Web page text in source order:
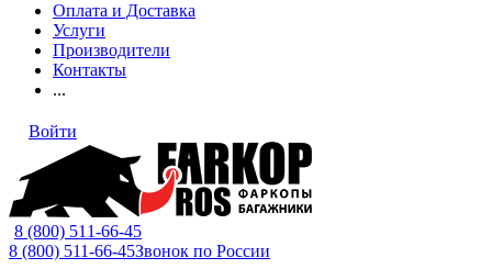
Оплата и Доставка
Услуги
Производители
Контакты
...
Войти
8 (800) 511-66-45
8 (800) 511-66-45Звонок по России